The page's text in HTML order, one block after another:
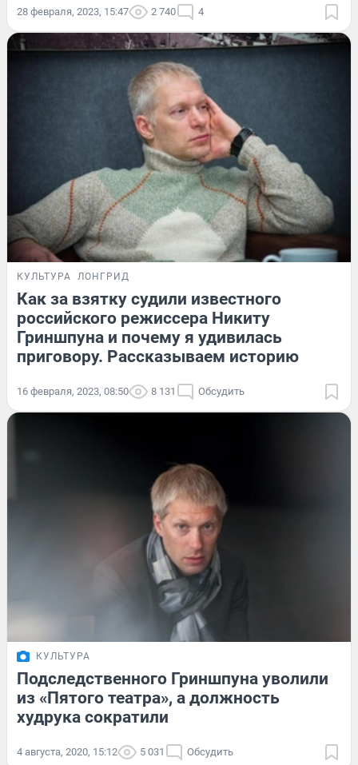
28 февраля, 2023, 15:47 2 740 4
КУЛЬТУРА ЛОНГРИД
Как за взятку судили известного
российского режиссера Никиту
Гриншпуна и почему я удивилась
приговору. Рассказываем историю
16 февраля, 2023, 08:50 8 131 Обсудить
КУЛЬТУРА
Подследственного Гриншпуна уволили
из «Пятого театра», а должность
худрука сократили
4 августа, 2020, 15:12 5 031 Обсудить